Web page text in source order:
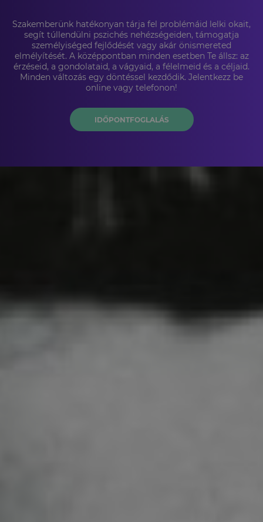
Szakemberünk hatékonyan tárja fel problémáid lelki okait,
segít túllendülni pszichés nehézségeiden, támogatja
személyiséged fejlődését vagy akár önismereted
elmélyítését. A középpontban minden esetben Te állsz: az
érzéseid, a gondolataid, a vágyaid, a félelmeid és a céljaid.
Minden változás egy döntéssel kezdődik. Jelentkezz be
online vagy telefonon!
IDŐPONTFOGLALÁS